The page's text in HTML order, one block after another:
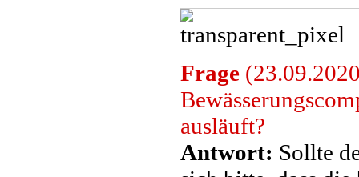
Frage
ausläuft?
Antwort: Sollte